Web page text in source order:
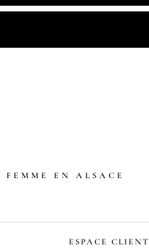
EN ALSACE
ESPACE CLIENT